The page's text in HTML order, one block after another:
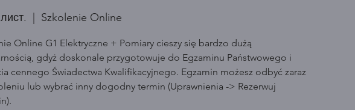
  |
Szkolenie Online
Online G1 Elektryczne + Pomiary cieszy się bardzo dużą
gdyż doskonale przygotowuje do Egzaminu Państwowego i
cennego Świadectwa Kwalifikacyjnego. Egzamin możesz odbyć zaraz
lub wybrać inny dogodny termin (Uprawnienia -> Rezerwuj